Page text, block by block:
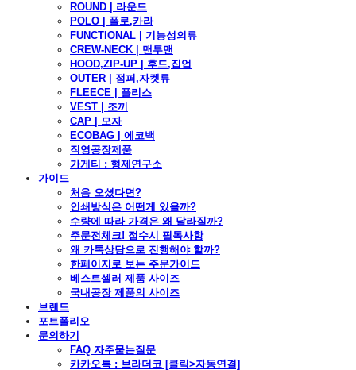
ROUND | 라운드
POLO | 폴로,카라
FUNCTIONAL | 기능성의류
CREW-NECK | 맨투맨
HOOD,ZIP-UP | 후드,집업
OUTER | 점퍼,자켓류
FLEECE | 플리스
VEST | 조끼
CAP | 모자
ECOBAG | 에코백
직영공장제품
가게티 : 형제연구소
가이드
처음 오셨다면?
인쇄방식은 어떤게 있을까?
수량에 따라 가격은 왜 달라질까?
주문전체크! 접수시 필독사항
왜 카톡상담으로 진행해야 할까?
한페이지로 보는 주문가이드
베스트셀러 제품 사이즈
국내공장 제품의 사이즈
브랜드
포트폴리오
문의하기
FAQ 자주묻는질문
카카오톡 : 브라더코 [클릭>자동연결]